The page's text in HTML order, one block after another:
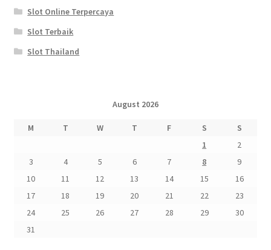
Slot Online Terpercaya
Slot Terbaik
Slot Thailand
August 2026
M T W T F S
S
1
2
3
4 5 6 7 8
9
10
11 12 13 14 15
16
17
18 19 20 21 22
23
24
25 26 27 28 29
30
31